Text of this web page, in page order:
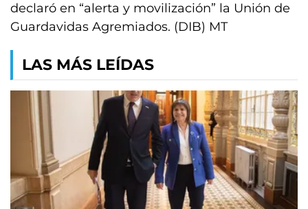
declaró en “alerta y movilización” la Unión de
Guardavidas Agremiados. (DIB) MT
LAS MÁS LEÍDAS